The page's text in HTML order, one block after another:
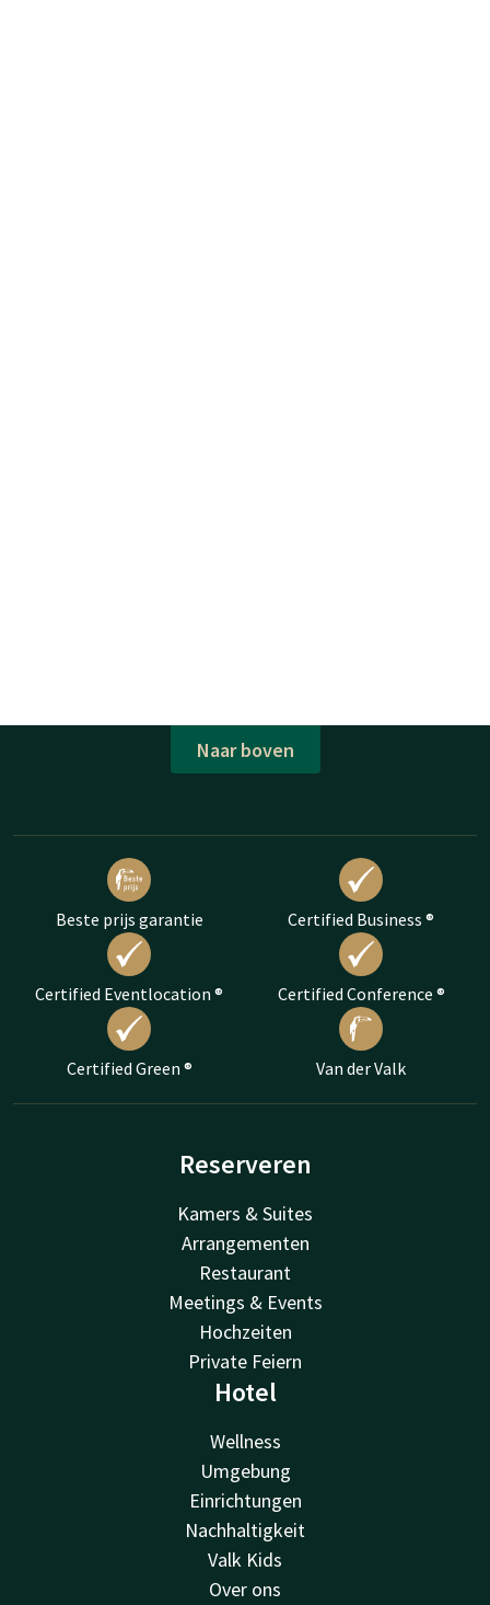
Naar boven
Beste prijs garantie Certified Business ®
Certified Eventlocation ® Certified Conference ®
Certified Green ® Van der Valk
Reserveren
Kamers & Suites
Arrangementen
Restaurant
Meetings & Events
Hochzeiten
Private Feiern
Hotel
Wellness
Umgebung
Einrichtungen
Nachhaltigkeit
Valk Kids
Over ons